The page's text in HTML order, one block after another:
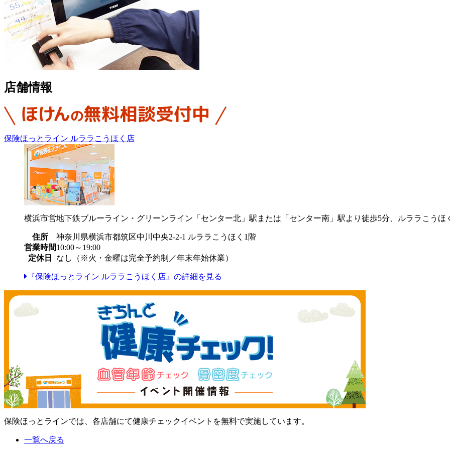
店舗情報
保険ほっとライン ルララこうほく店
横浜市営地下鉄ブルーライン・グリーンライン「センター北」駅または「センター南」駅より徒歩5分、ルララこうほ
住所
神奈川県横浜市都筑区中川中央2-2-1 ルララこうほく1階
営業時間10:00～19:00
定休日
なし（※火・金曜は完全予約制／年末年始休業）
『保険ほっとライン ルララこうほく店』の詳細を見る
保険ほっとラインでは、各店舗にて健康チェックイベントを無料で実施しています。
一覧へ戻る